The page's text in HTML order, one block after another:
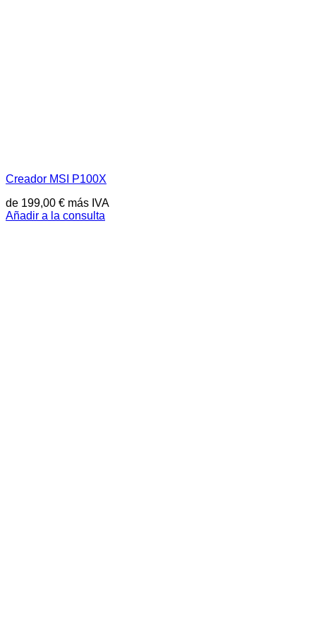
Creador MSI P100X
de 199,00 € más IVA
Añadir a la consulta